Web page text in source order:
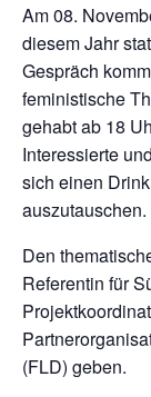
Am 08.
diesem Jahr
Gespräch
feministische
gehabt ab 18
Interessierte
sich einen
auszutauschen.
Den
Referentin für
(FLD) geben.